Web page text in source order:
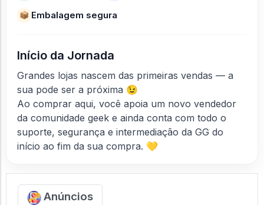
📦 Embalagem segura
Início da Jornada
Grandes lojas nascem das primeiras vendas — a
sua pode ser a próxima 😉
Ao comprar aqui, você apoia um novo vendedor
da comunidade geek e ainda conta com todo o
suporte, segurança e intermediação da GG do
início ao fim da sua compra. 💛
Anúncios